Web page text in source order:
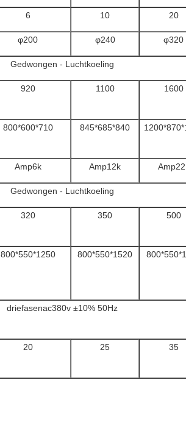
6 10 20
φ200 φ240 φ320
Gedwongen - Luchtkoeling
920 1100 1600
800*600*710 845*685*840
Amp6k Amp12k
Gedwongen - Luchtkoeling
320 350 500
800*550*1250 800*550*1520
driefasenac380v ±10% 50Hz
20 25 35